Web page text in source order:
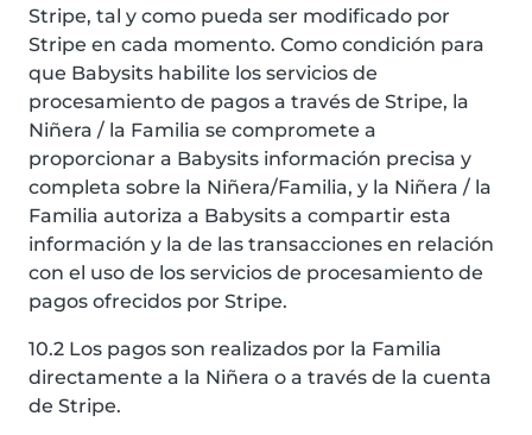
Stripe, tal y como pueda ser modificado por
Stripe en cada momento. Como condición para
que Babysits habilite los servicios de
procesamiento de pagos a través de Stripe, la
Niñera / la Familia se compromete a
proporcionar a Babysits información precisa y
completa sobre la Niñera/Familia, y la Niñera / la
Familia autoriza a Babysits a compartir esta
información y la de las transacciones en relación
con el uso de los servicios de procesamiento de
pagos ofrecidos por Stripe.
10.2 Los pagos son realizados por la Familia
directamente a la Niñera o a través de la cuenta
de Stripe.